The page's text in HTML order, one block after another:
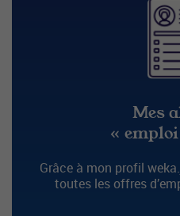
Mes
«
Grâce à mon profil
toutes les offres